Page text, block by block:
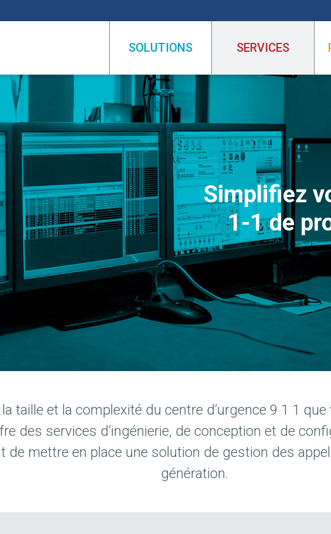
SOLUTIONS SERVICES
Simplifiez
1-1 de
taille et la complexité du centre d’urgence 9 1 1
des services d’ingénierie, de conception et de
de mettre en place une solution de gestion des
génération.